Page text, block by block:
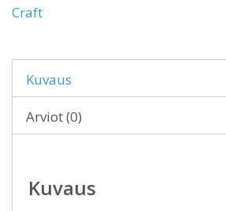
Craft
Kuvaus
Arviot (0)
Kuvaus